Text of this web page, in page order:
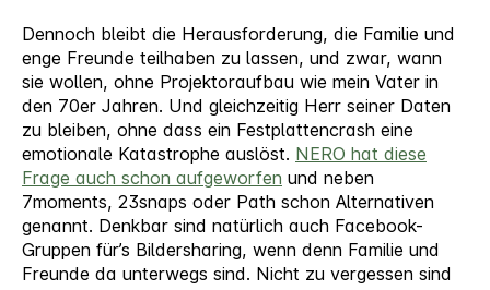
Dennoch bleibt die Herausforderung, die Familie und
enge Freunde teilhaben zu lassen, und zwar, wann
sie wollen, ohne Projektoraufbau wie mein Vater in
den 70er Jahren. Und gleichzeitig Herr seiner Daten
zu bleiben, ohne dass ein Festplattencrash eine
emotionale Katastrophe auslöst. NERO hat diese
Frage auch schon aufgeworfen und neben
7moments, 23snaps oder Path schon Alternativen
genannt. Denkbar sind natürlich auch Facebook-
Gruppen für’s Bildersharing, wenn denn Familie und
Freunde da unterwegs sind. Nicht zu vergessen sind